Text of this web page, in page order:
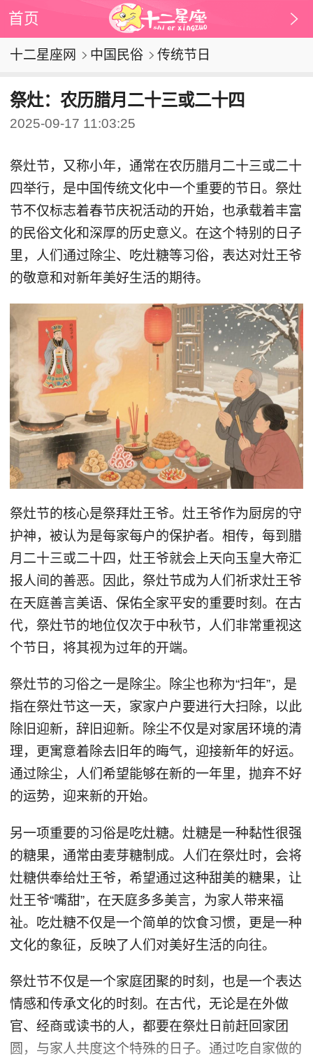
首页
十二星座网 中国民俗 传统节日
祭灶：农历腊月二十三或二十四
2025-09-17 11:03:25
祭灶节，又称小年，通常在农历腊月二十三或二十
四举行，是中国传统文化中一个重要的节日。祭灶
节不仅标志着春节庆祝活动的开始，也承载着丰富
的民俗文化和深厚的历史意义。在这个特别的日子
里，人们通过除尘、吃灶糖等习俗，表达对灶王爷
的敬意和对新年美好生活的期待。
祭灶节的核心是祭拜灶王爷。灶王爷作为厨房的守
护神，被认为是每家每户的保护者。相传，每到腊
月二十三或二十四，灶王爷就会上天向玉皇大帝汇
报人间的善恶。因此，祭灶节成为人们祈求灶王爷
在天庭善言美语、保佑全家平安的重要时刻。在古
代，祭灶节的地位仅次于中秋节，人们非常重视这
个节日，将其视为过年的开端。
祭灶节的习俗之一是除尘。除尘也称为“扫年”，是
指在祭灶节这一天，家家户户要进行大扫除，以此
除旧迎新，辞旧迎新。除尘不仅是对家居环境的清
理，更寓意着除去旧年的晦气，迎接新年的好运。
通过除尘，人们希望能够在新的一年里，抛弃不好
的运势，迎来新的开始。
另一项重要的习俗是吃灶糖。灶糖是一种黏性很强
的糖果，通常由麦芽糖制成。人们在祭灶时，会将
灶糖供奉给灶王爷，希望通过这种甜美的糖果，让
灶王爷“嘴甜”，在天庭多多美言，为家人带来福
祉。吃灶糖不仅是一个简单的饮食习惯，更是一种
文化的象征，反映了人们对美好生活的向往。
祭灶节不仅是一个家庭团聚的时刻，也是一个表达
情感和传承文化的时刻。在古代，无论是在外做
官、经商或读书的人，都要在祭灶日前赶回家团
圆，与家人共度这个特殊的日子。通过吃自家做的